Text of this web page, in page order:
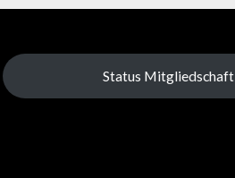
Status Mitgliedschaft